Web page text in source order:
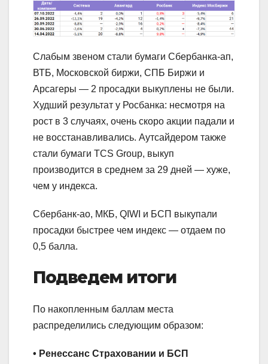
Слабым звеном стали бумаги Сбербанка-ап,
ВТБ, Московской биржи, СПБ Биржи и
Арсагеры — 2 просадки выкуплены не были.
Худший результат у Росбанка: несмотря на
рост в 3 случаях, очень скоро акции падали и
не восстанавливались. Аутсайдером также
стали бумаги TCS Group, выкуп
производится в среднем за 29 дней — хуже,
чем у индекса.
Сбербанк-ао, МКБ, QIWI и БСП выкупали
просадки быстрее чем индекс — отдаем по
0,5 балла.
Подведем итоги
По накопленным баллам места
распределились следующим образом:
• Ренессанс Страховании и БСП